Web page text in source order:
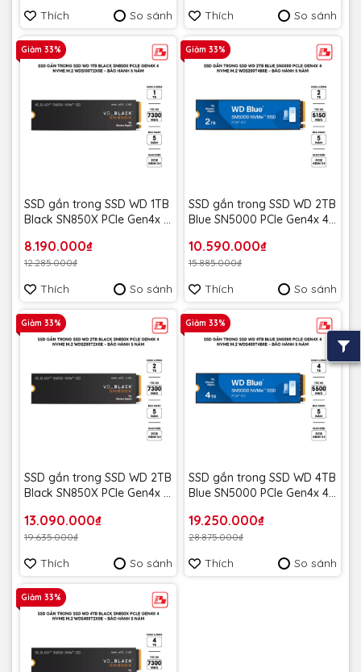
Thích So sánh Thích So sánh
Giảm 33%
SSD gắn trong SSD WD 1TB
Black SN850X PCle Gen4x 4
Bảo Hành 5 năm
8.190.000₫
12.285.000₫
Thích So sánh
Giảm 33%
SSD gắn trong SSD WD 2TB
Blue SN5000 PCle Gen4x 4
Bảo Hành 5 năm
10.590.000₫
15.885.000₫
Thích So sánh
Giảm 33%
SSD gắn trong SSD WD 2TB
Black SN850X PCle Gen4x 4
Bảo Hành 5 năm
13.090.000₫
19.635.000₫
Thích So sánh
Giảm 33%
SSD gắn trong SSD WD 4TB
Blue SN5000 PCle Gen4x 4
Bảo Hành 5 năm
19.250.000₫
28.875.000₫
Thích So sánh
Giảm 33%